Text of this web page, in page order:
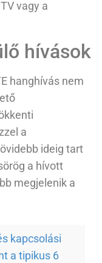
vagy a
hívások
hanghívás nem
a
ideig tart
a hívott
megjelenik a
kapcsolási
a tipikus 6